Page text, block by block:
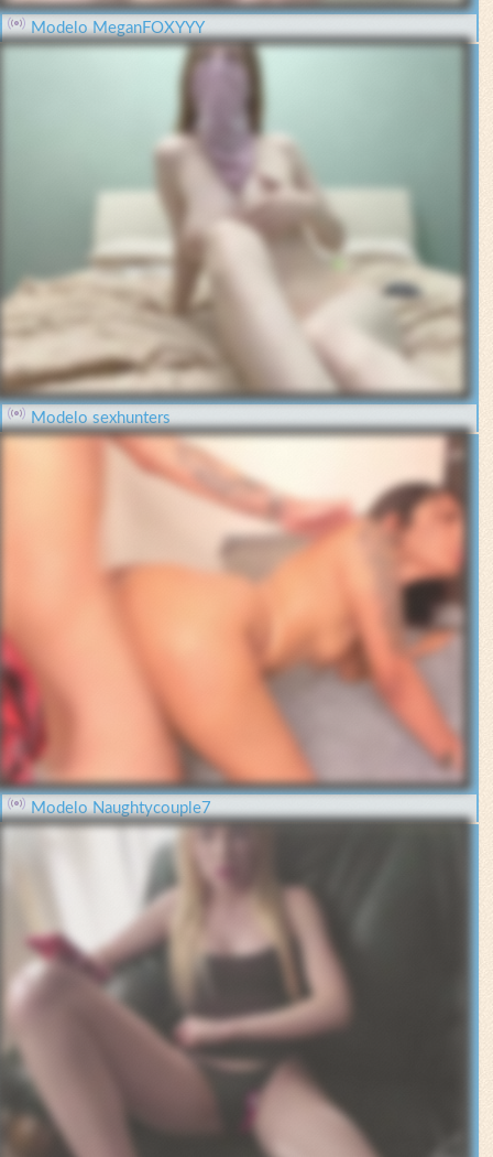
Modelo MeganFOXYYY
Modelo sexhunters
Modelo Naughtycouple7